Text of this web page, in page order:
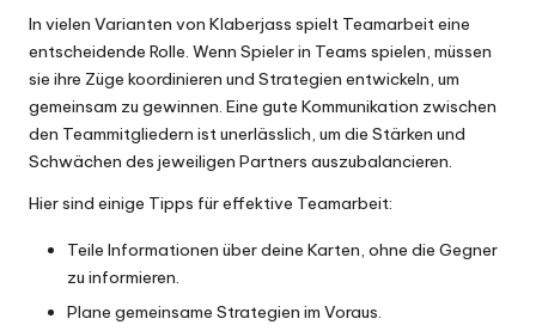
In vielen Varianten von Klaberjass spielt Teamarbeit eine
entscheidende Rolle. Wenn Spieler in Teams spielen, müssen
sie ihre Züge koordinieren und Strategien entwickeln, um
gemeinsam zu gewinnen. Eine gute Kommunikation zwischen
den Teammitgliedern ist unerlässlich, um die Stärken und
Schwächen des jeweiligen Partners auszubalancieren.
Hier sind einige Tipps für effektive Teamarbeit:
Teile Informationen über deine Karten, ohne die Gegner
zu informieren.
Plane gemeinsame Strategien im Voraus.